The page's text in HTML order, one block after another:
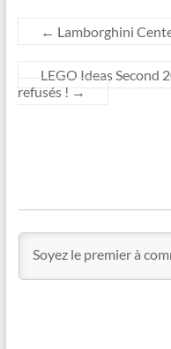
← Lamborghini
LEGO Ideas Second
refusés ! →